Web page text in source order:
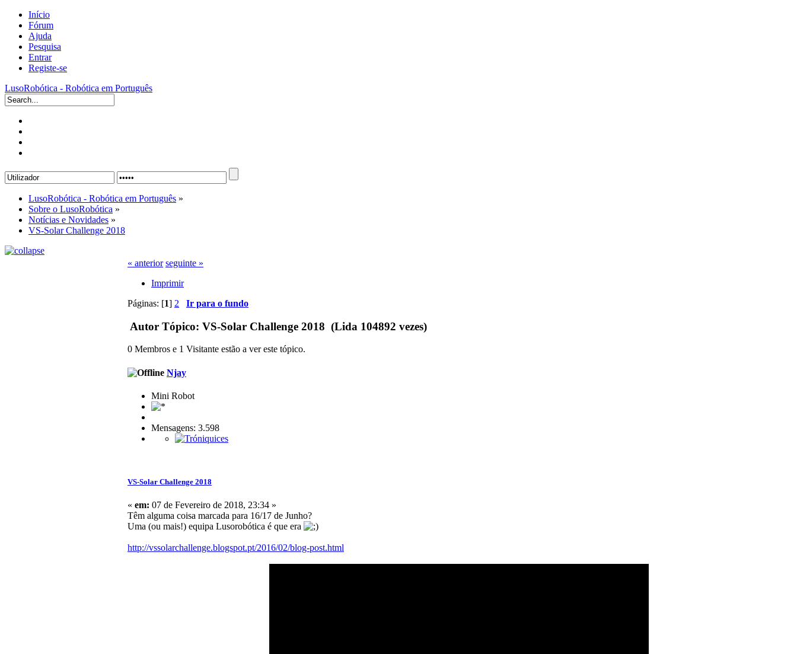
Início
Fórum
Ajuda
Pesquisa
Entrar
Registe-se
LusoRobótica - Robótica em Português
LusoRobótica - Robótica em Português »
Sobre o LusoRobótica »
Notícias e Novidades »
VS-Solar Challenge 2018
« anterior seguinte »
Imprimir
Páginas: [1] 2 Ir para o fundo
Autor Tópico: VS-Solar Challenge 2018 (Lida 104892 vezes)
0 Membros e 1 Visitante estão a ver este tópico.
Njay
Mini Robot
Mensagens: 3.598
VS-Solar Challenge 2018
« em: 07 de Fevereiro de 2018, 23:34 »
Têm alguma coisa marcada para 16/17 de Junho?
Uma (ou mais!) equipa Lusorobótica é que era
http://vssolarchallenge.blogspot.pt/2016/02/blog-post.html